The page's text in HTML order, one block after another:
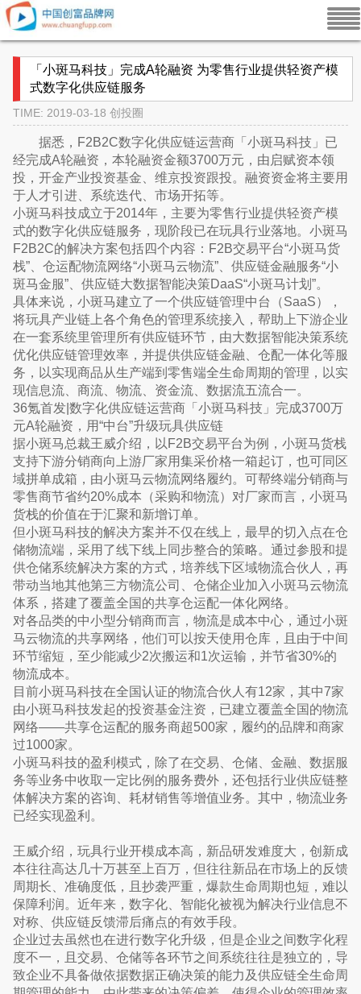
「小斑马科技」完成A轮融资 为零售行业提供轻资产模
式数字化供应链服务
TIME: 2019-03-18 创投圈
据悉，F2B2C数字化供应链运营商「小斑马科技」已
经完成A轮融资，本轮融资金额3700万元，由启赋资本领
投，开金产业投资基金、维京投资跟投。融资资金将主要用
于人才引进、系统迭代、市场开拓等。
小斑马科技成立于2014年，主要为零售行业提供轻资产模
式的数字化供应链服务，现阶段已在玩具行业落地。小斑马
F2B2C的解决方案包括四个内容：F2B交易平台“小斑马货
栈”、仓运配物流网络“小斑马云物流”、供应链金融服务“小
斑马金服”、供应链大数据智能决策DaaS“小斑马计划”。
具体来说，小斑马建立了一个供应链管理中台（SaaS），
将玩具产业链上各个角色的管理系统接入，帮助上下游企业
在一套系统里管理所有供应链环节，由大数据智能决策系统
优化供应链管理效率，并提供供应链金融、仓配一体化等服
务，以实现商品从生产端到零售端全生命周期的管理，以实
现信息流、商流、物流、资金流、数据流五流合一。
36氪首发|数字化供应链运营商「小斑马科技」完成3700万
元A轮融资，用“中台”升级玩具供应链
据小斑马总裁王威介绍，以F2B交易平台为例，小斑马货栈
支持下游分销商向上游厂家用集采价格一箱起订，也可同区
域拼单成箱，由小斑马云物流网络履约。可帮终端分销商与
零售商节省约20%成本（采购和物流）对厂家而言，小斑马
货栈的价值在于汇聚和新增订单。
但小斑马科技的解决方案并不仅在线上，最早的切入点在仓
储物流端，采用了线下线上同步整合的策略。通过参股和提
供仓储系统解决方案的方式，培养线下区域物流合伙人，再
带动当地其他第三方物流公司、仓储企业加入小斑马云物流
体系，搭建了覆盖全国的共享仓运配一体化网络。
对各品类的中小型分销商而言，物流是成本中心，通过小斑
马云物流的共享网络，他们可以按天使用仓库，且由于中间
环节缩短，至少能减少2次搬运和1次运输，并节省30%的
物流成本。
目前小斑马科技在全国认证的物流合伙人有12家，其中7家
由小斑马科技发起的投资基金注资，已建立覆盖全国的物流
网络——共享仓运配的服务商超500家，履约的品牌和商家
过1000家。
小斑马科技的盈利模式，除了在交易、仓储、金融、数据服
务等业务中收取一定比例的服务费外，还包括行业供应链整
体解决方案的咨询、耗材销售等增值业务。其中，物流业务
已经实现盈利。
王威介绍，玩具行业开模成本高，新品研发难度大，创新成
本往往高达几十万甚至上百万，但往往新品在市场上的反馈
周期长、准确度低，且抄袭严重，爆款生命周期也短，难以
保障利润。近年来，数字化、智能化被视为解决行业信息不
对称、供应链反馈滞后痛点的有效手段。
企业过去虽然也在进行数字化升级，但是企业之间数字化程
度不一，且交易、仓储等各环节之间系统往往是独立的，导
致企业不具备做依据数据正确决策的能力及供应链全生命周